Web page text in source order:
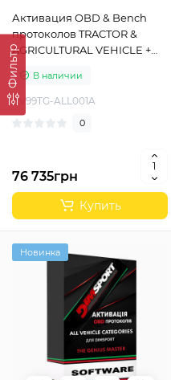
Фильтр
Активация OBD & Bench
протоколов TRACTOR &
AGRICULTURAL VEHICLE +
OHW (OFF HIGHWAY) для
Dimsport The Genius Slave
В наличии
AV99TG-ALL001A
0
76 735грн
Купить
Новинка